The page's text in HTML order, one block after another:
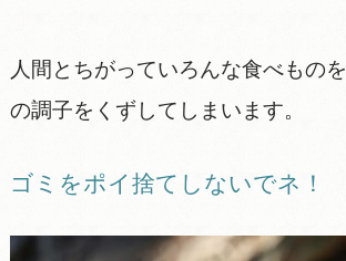
人間とちがっていろんな食べもの
の調子をくずしてしまいます。
ゴミをポイ捨てしないでネ！